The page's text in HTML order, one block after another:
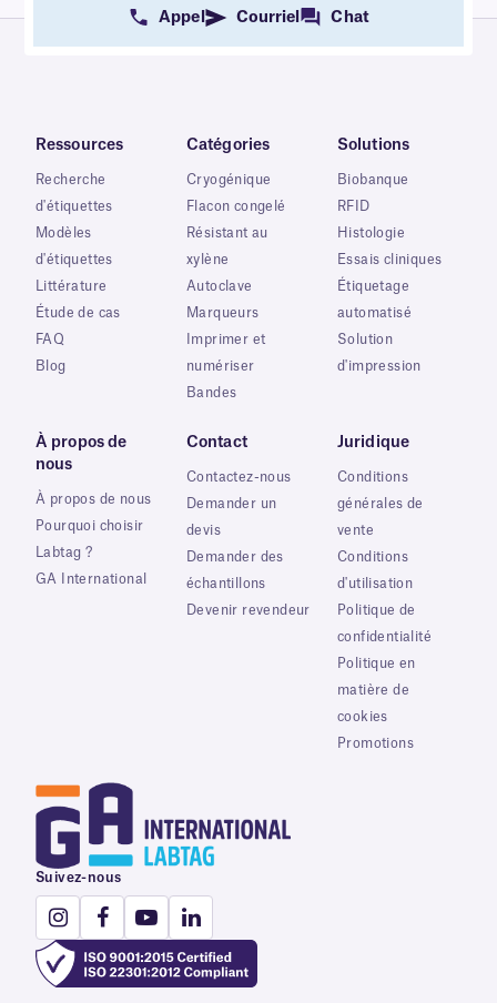
Appel Courriel Chat
Ressources
Recherche
d'étiquettes
Modèles
d'étiquettes
Littérature
Étude de cas
FAQ
Blog
Catégories
Cryogénique
Flacon congelé
Résistant au
xylène
Autoclave
Marqueurs
Imprimer et
numériser
Bandes
Solutions
Biobanque
RFID
Histologie
Essais cliniques
Étiquetage
automatisé
Solution
d'impression
À propos de
nous
À propos de nous
Pourquoi choisir
Labtag ?
GA International
Contact
Contactez-nous
Demander un
devis
Demander des
échantillons
Devenir revendeur
Juridique
Conditions
générales de
vente
Conditions
d'utilisation
Politique de
confidentialité
Politique en
matière de
cookies
Promotions
Suivez-nous